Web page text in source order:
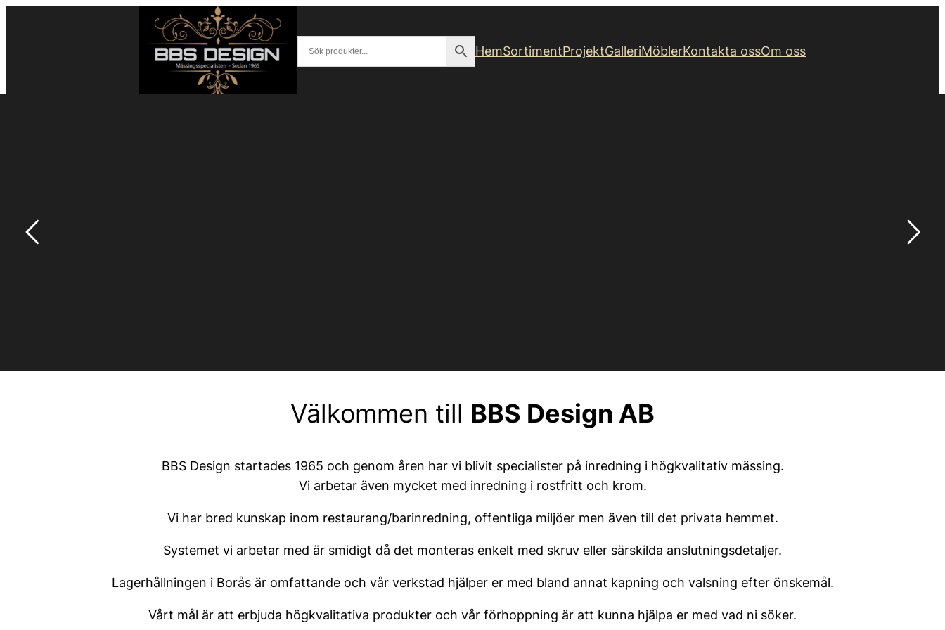
HemSortimentProjektGalleriMöblerKontakta ossOm oss
Välkommen till BBS Design AB
BBS Design startades 1965 och genom åren har vi blivit specialister på inredning i högkvalitativ mässing.
Vi arbetar även mycket med inredning i rostfritt och krom.
Vi har bred kunskap inom restaurang/barinredning, offentliga miljöer men även till det privata hemmet.
Systemet vi arbetar med är smidigt då det monteras enkelt med skruv eller särskilda anslutningsdetaljer.
Lagerhållningen i Borås är omfattande och vår verkstad hjälper er med bland annat kapning och valsning efter önskemål.
Vårt mål är att erbjuda högkvalitativa produkter och vår förhoppning är att kunna hjälpa er med vad ni söker.